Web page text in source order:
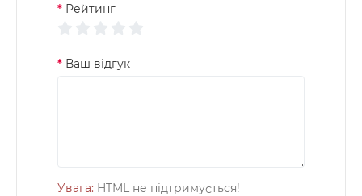
Рейтинг
Ваш відгук
Увага: HTML не підтримується!